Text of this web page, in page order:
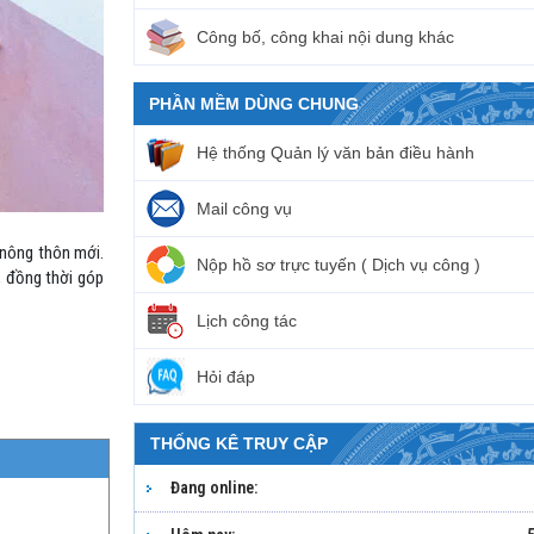
thôn mới.
đồng thời góp
Công bố, công khai nội dung khác
PHẦN MỀM DÙNG CHUNG
Hệ thống Quản lý văn bản điều hành
Mail công vụ
Nộp hồ sơ trực tuyến ( Dịch vụ công )
Lịch công tác
Hỏi đáp
THỐNG KÊ TRUY CẬP
Đang online: